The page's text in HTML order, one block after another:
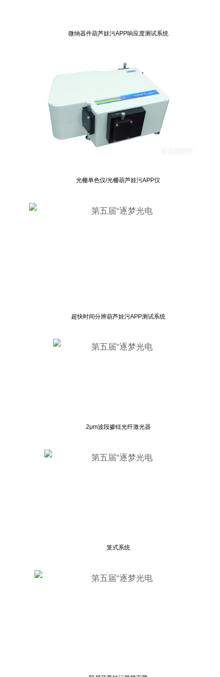
微纳器件葫芦娃污APP响应度测试系统
光栅单色仪/光栅葫芦娃污APP仪
超快时间分辨葫芦娃污APP测试系统
2μm波段掺铥光纤激光器
笼式系统